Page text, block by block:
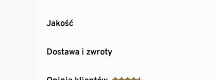
Jakość
Dostawa i zwroty